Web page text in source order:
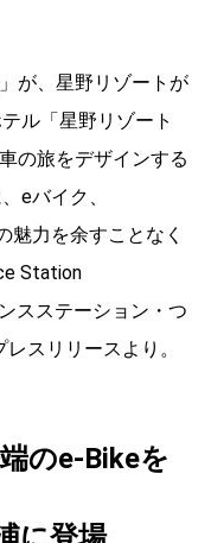
が、星野リゾートが
テル「星野リゾート
の旅をデザインする
eバイク、
魅力を余すことなく
Station
スステーション・つ
スリリースより。
のe-Bikeを